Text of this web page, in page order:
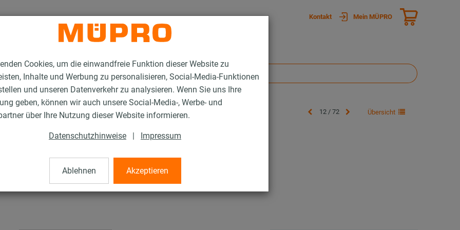
Cookies, um die einwandfreie Funktion dieser Website zu
Inhalte und Werbung zu personalisieren, Social-Media-Funktionen
und unseren Datenverkehr zu analysieren. Wenn Sie uns Ihre
geben, können wir auch unsere Social-Media-, Werbe- und
über Ihre Nutzung dieser Website informieren.
Datenschutzhinweise | Impressum
Ablehnen Akzeptieren
Kontakt Mein MÜPRO
für die Lüftungsbefestigung
12 / 72 Übersicht